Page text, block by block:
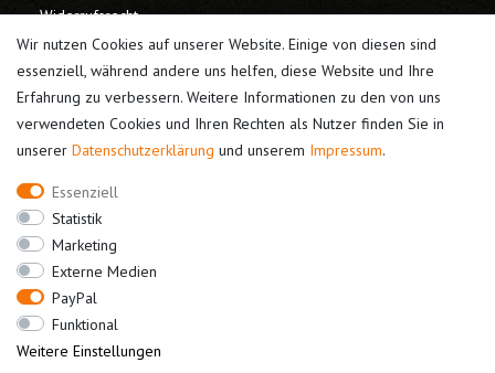
Wir nutzen Cookies auf unserer Website. Einige von diesen sind
essenziell, während andere uns helfen, diese Website und Ihre
Erfahrung zu verbessern. Weitere Informationen zu den von uns
verwendeten Cookies und Ihren Rechten als Nutzer finden Sie in
unserer Daten­schutz­erklärung und unserem Impressum.
Essenziell
Statistik
Marketing
Externe Medien
PayPal
Funktional
Weitere Einstellungen
Widerrufsrecht
Warenkorb
Kasse
Mein Konto
Registrieren
Login
Unternehmen
Kontakt
Datenschutz
AGB
Impressum